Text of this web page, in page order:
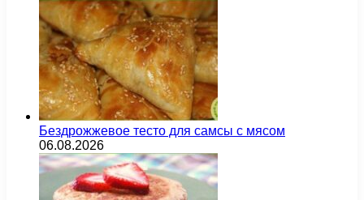
Бездрожжевое тесто для самсы с мясом
06.08.2026